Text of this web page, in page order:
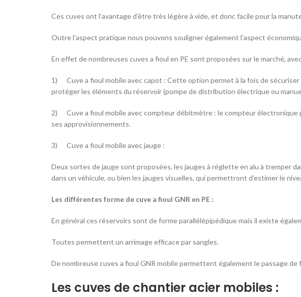
Ces cuves ont l’avantage d’être très légère à vide, et donc facile pour la
Outre l’aspect pratique nous pouvons souligner également l’aspect
En effet de nombreuses cuves a fioul en PE sont proposées sur le marché,
1) Cuve a fioul mobile avec capot : Cette option permet à la fois de sécuriser
protéger les éléments du réservoir (pompe de distribution électrique ou
2) Cuve a fioul mobile avec compteur débitmètre : le compteur électronique
ses approvisionnements.
3) Cuve a fioul mobile avec jauge :
Deux sortes de jauge sont proposées, les jauges à réglette en alu à tremper
dans un véhicule, ou bien les jauges visuelles, qui permettront d’estimer le
Les différentes forme de cuve a fioul GNR en PE :
En général ces réservoirs sont de forme parallélépipédique mais il existe
Toutes permettent un arrimage efficace par sangles.
De nombreuse cuves a fioul GNR mobile permettent également le passage
Les cuves de chantier acier mobiles :